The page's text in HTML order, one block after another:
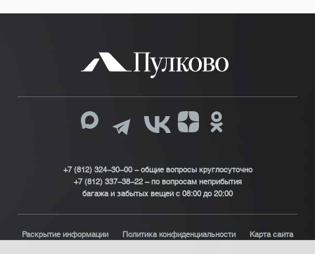
+7 (812) 324-30-00 - общие вопросы круглосуточно
+7 (812) 337-38-22 – по вопросам неприбытия
багажа и забытых вещей с 08:00 до 20:00
Раскрытие информации Политика конфиденциальности Карта сайта